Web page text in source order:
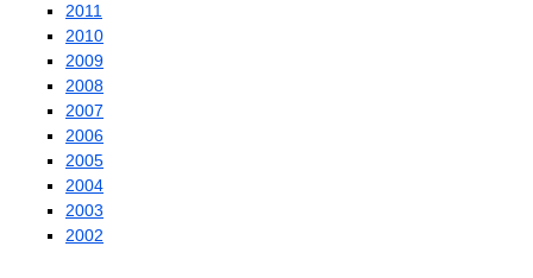
2011
2010
2009
2008
2007
2006
2005
2004
2003
2002